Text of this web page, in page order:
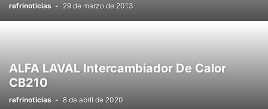
refrinoticias - 29 de marzo de 2013
ALFA LAVAL Intercambiador De Calor
CB210
refrinoticias - 8 de abril de 2020